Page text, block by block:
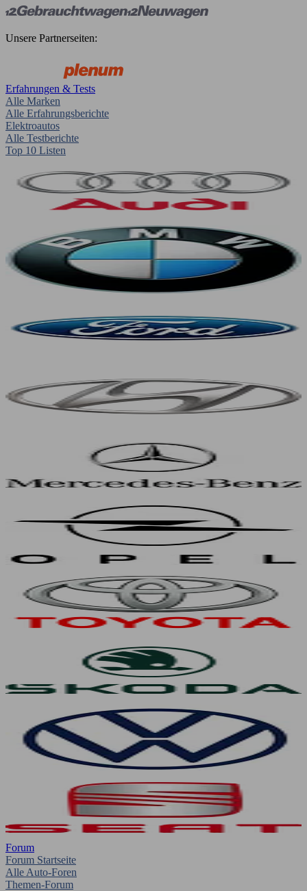
Unsere Partnerseiten:
Erfahrungen & Tests
Alle Marken
Alle Erfahrungsberichte
Elektroautos
Alle Testberichte
Top 10 Listen
Forum
Forum Startseite
Alle Auto-Foren
Themen-Forum